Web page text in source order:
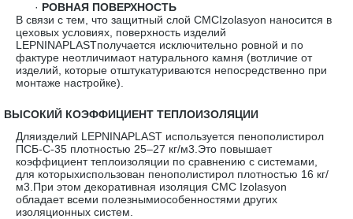
· РОВНАЯ ПОВЕРХНОСТЬ
В связи с тем, что защитный слой CMCIzolasyon наносится в
цеховых условиях, поверхность изделий
LEPNINAPLASTполучается исключительно ровной и по
фактуре неотличимаот натурального камня (вотличие от
изделий, которые отштукатуриваются непосредственно при
монтаже настройке).
ВЫСОКИЙ КОЭФФИЦИЕНТ ТЕПЛОИЗОЛЯЦИИ
Дляизделий LEPNINAPLAST используется пенополистирол
ПСБ-С-35 плотностью 25–27 кг/м3.Это повышает
коэффициент теплоизоляции по сравнению с системами,
для которыхиспользован пенополистирол плотностью 16 кг/
м3.При этом декоративная изоляция CMC Izolasyon
обладает всеми полезнымиособенностями других
изоляционных систем.